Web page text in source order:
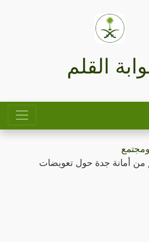
القلم
ومجتمع
من أمانة جدة حول تعويضات